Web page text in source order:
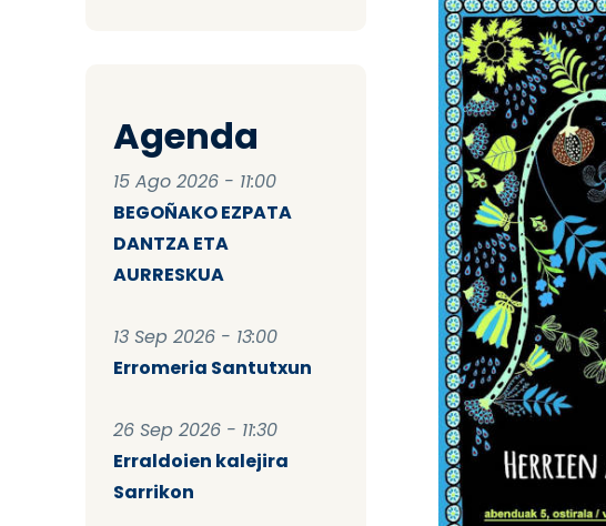
Agenda
15 Ago 2026 - 11:00
BEGOÑAKO EZPATA
DANTZA ETA
AURRESKUA
13 Sep 2026 - 13:00
Erromeria Santutxun
26 Sep 2026 - 11:30
Erraldoien kalejira
Sarrikon